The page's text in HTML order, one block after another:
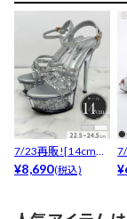
7/23再販![14cmヒ
ール]グリッ...
¥8,690(税込)